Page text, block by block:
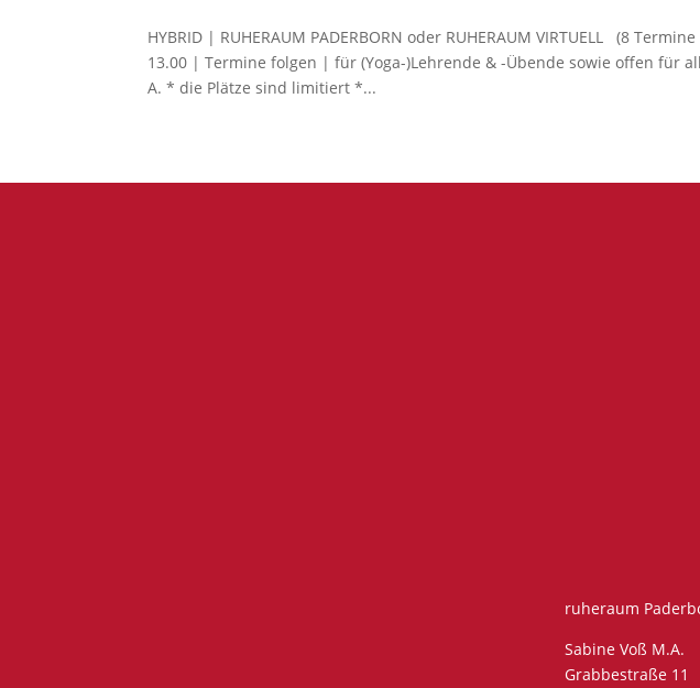
HYBRID | RUHERAUM PADERBORN oder RUHERAUM VIRTUELL (8
13.00 | Termine folgen | für (Yoga-)Lehrende & -Übende sowie offen für
A. * die Plätze sind limitiert *...
ruheraum
Sabine Voß M.A.
Grabbestraße 11